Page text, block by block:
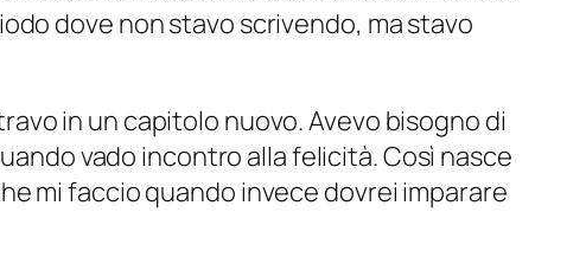
dove non stavo scrivendo, ma stavo
in un capitolo nuovo. Avevo bisogno di
vado incontro alla felicità. Così nasce
mi faccio quando invece dovrei imparare